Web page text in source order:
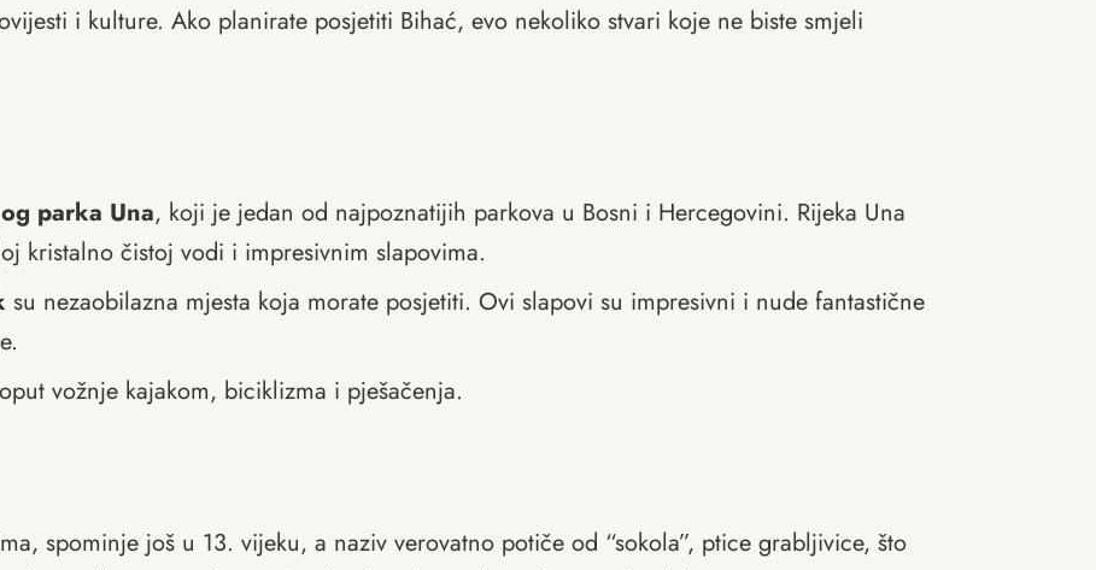
i kulture. Ako planirate posjetiti Bihać, evo nekoliko stvari koje ne biste smjeli
parka Una, koji je jedan od najpoznatijih parkova u Bosni i Hercegovini. Rijeka Una
kristalno čistoj vodi i impresivnim slapovima.
su nezaobilazna mjesta koja morate posjetiti. Ovi slapovi su impresivni i nude fantastične
vožnje kajakom, biciklizma i pješačenja.
spominje još u 13. vijeku, a naziv verovatno potiče od “sokola”, ptice grabljivice, što